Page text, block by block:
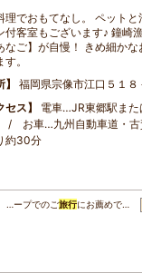
理でおもてなし。 ペット
付客室もございます♪ 鐘崎
なご】が自慢！ きめ細か
。
福岡県宗像市江口５１８
セス
電車…JR東郷駅ま
お車…九州自動車道・古
約30分
…ープでのご旅行にお薦めで…